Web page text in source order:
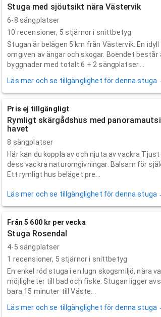
Stuga med sjöutsikt nära Västervik
6-8 sängplatser
10 recensioner, 5 stjärnor i snittbetyg
Stugan är belägen 5 km från Västervik. En idyll
omgiven av ängar och skogar. Boendet består
byggnader med totalt 6 + 2 sängplatser....
Läs mer och se tillgänglighet för denna stuga
Pris ej tillgängligt
Rymligt skärgådshus med
havet
8 sängplatser
Här kan du koppla av och njuta av vackra
dess vackra naturomgivningar. Balsam för
Ett rymligt hus beläget pre...
Läs mer och se tillgänglighet för denna stuga
Från 5 600 kr per vecka
Stuga Rosendal
4-5 sängplatser
1 recensioner, 5 stjärnor i snittbetyg
En enkel röd stuga i en lugn skogsmiljö, nära
möjligheter till bad och fiske. Stugan ligger
bara 15 minuter till Väste...
Läs mer och se tillgänglighet för denna stuga